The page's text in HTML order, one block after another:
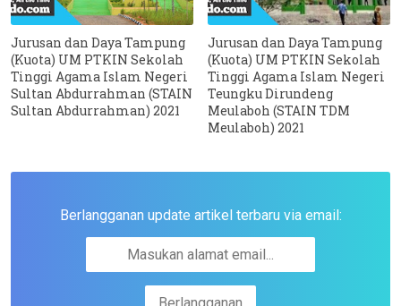
Jurusan dan Daya Tampung
(Kuota) UM PTKIN Sekolah
Tinggi Agama Islam Negeri
Sultan Abdurrahman (STAIN
Sultan Abdurrahman) 2021
Jurusan dan Daya Tampung
(Kuota) UM PTKIN Sekolah
Tinggi Agama Islam Negeri
Teungku Dirundeng
Meulaboh (STAIN TDM
Meulaboh) 2021
Berlangganan update artikel terbaru via email: